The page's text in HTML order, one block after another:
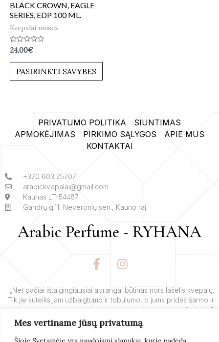
Mes vertiname jūsų privatumą
BLACK CROWN, EAGLE
SERIES, EDP 100 ML.
Kvepalai unisex
Įvertinimas:
0
iš
24.00€
PASIRINKTI SAVYBES
PRIVATUMO POLITIKA
SIUNTIMAS
APMOKĖJIMAS
PIRKIMO SĄLYGOS
APIE MUS
KONTAKTAI
+370 603 25707
arabickvepalai@gmail.com
Kaunas LT-54487
Gandrų g.11, Neveronių sen., Kauno raj
Arabic Perfume - RYHANA
F
a
e
b
o
I
n
t
a
g
r
„Net pačiai ištaigingiausiai aprangai būtinas nors lašelis kvepalų.
Tik jie suteiks jam užbaigtumo ir tobulumo, o jums pridės šarmo ir
žavesio“.